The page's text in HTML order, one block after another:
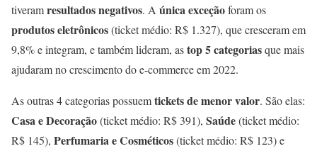
tiveramresultados negativos. A única exceçãoforam os
produtos eletrônicos(ticket médio: R$ 1.327), que cresceram em
9,8% e integram, e também lideram, astop 5 categoriasque mais
ajudaram no crescimento do e-commerce em 2022.
As outras 4 categorias possuemtickets de menor valor. São elas:
Casa e Decoração(ticket médio: R$ 391), Saúde(ticket médio:
R$ 145), Perfumaria e Cosméticos(ticket médio: R$ 123) e